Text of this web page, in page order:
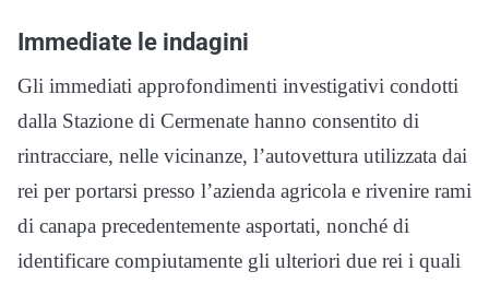
Immediate le indagini
Gli immediati approfondimenti investigativi condotti
dalla Stazione di Cermenate hanno consentito di
rintracciare, nelle vicinanze, l’autovettura utilizzata dai
rei per portarsi presso l’azienda agricola e rivenire rami
di canapa precedentemente asportati, nonché di
identificare compiutamente gli ulteriori due rei i quali